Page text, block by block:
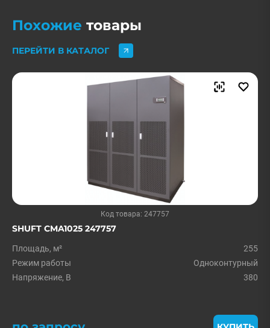
Похожие товары
ПЕРЕЙТИ В КАТАЛОГ
Код товара: 247757
SHUFT CMA1025 247757
Площадь, м²
255
Режим работы
Одноконтурный
Напряжение, В
380